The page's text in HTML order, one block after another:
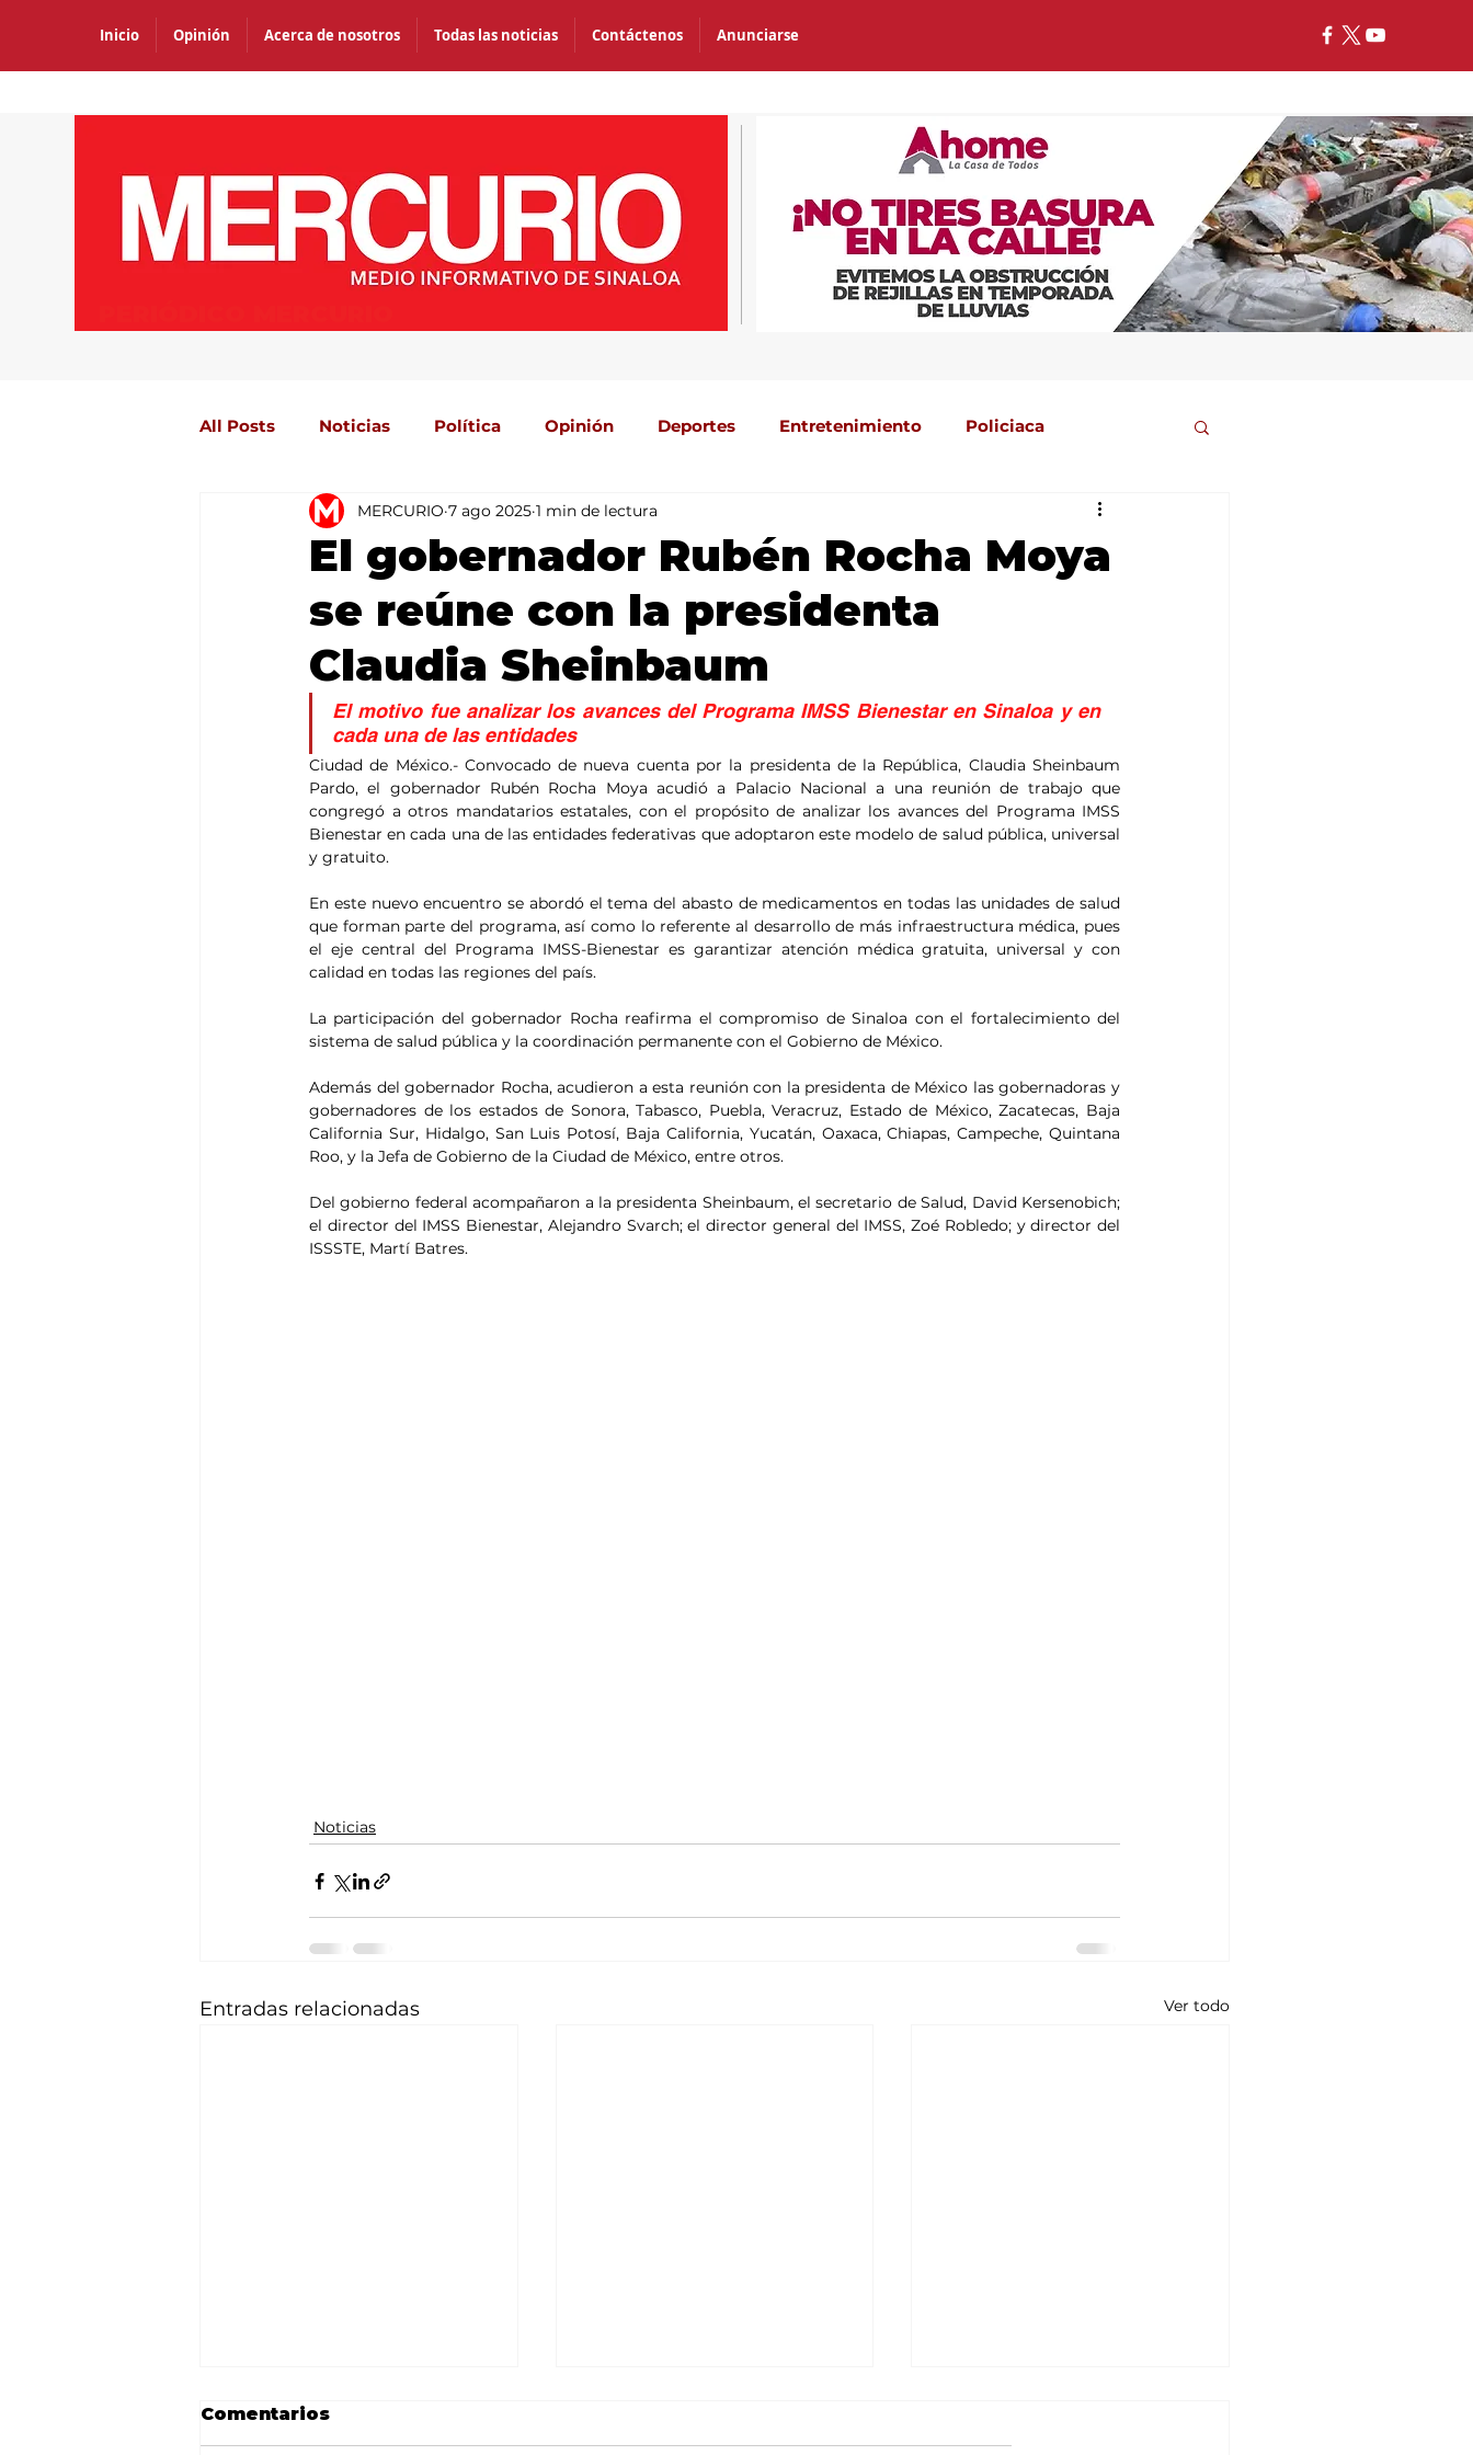
Inicio Opinión Acerca de nosotros Todas las noticias Contáctenos Anunciarse
All Posts Noticias Política Opinión Deportes Entretenimiento Policiaca
Agricultura México Mundo Portada 2
El gobernador Rubén Rocha Moya
se reúne con la presidenta
Claudia Sheinbaum
MERCURIO 7 ago 2025 1 min de lectura
El motivo fue analizar los avances del Programa IMSS Bienestar en Sinaloa y en
cada una de las entidades
Ciudad de México.- Convocado de nueva cuenta por la presidenta de la República, Claudia Sheinbaum
Pardo, el gobernador Rubén Rocha Moya acudió a Palacio Nacional a una reunión de trabajo que
congregó a otros mandatarios estatales, con el propósito de analizar los avances del Programa IMSS
Bienestar en cada una de las entidades federativas que adoptaron este modelo de salud pública, universal
y gratuito.
En este nuevo encuentro se abordó el tema del abasto de medicamentos en todas las unidades de salud
que forman parte del programa, así como lo referente al desarrollo de más infraestructura médica, pues
el eje central del Programa IMSS-Bienestar es garantizar atención médica gratuita, universal y con
calidad en todas las regiones del país.
La participación del gobernador Rocha reafirma el compromiso de Sinaloa con el fortalecimiento del
sistema de salud pública y la coordinación permanente con el Gobierno de México.
Además del gobernador Rocha, acudieron a esta reunión con la presidenta de México las gobernadoras y
gobernadores de los estados de Sonora, Tabasco, Puebla, Veracruz, Estado de México, Zacatecas, Baja
California Sur, Hidalgo, San Luis Potosí, Baja California, Yucatán, Oaxaca, Chiapas, Campeche, Quintana
Roo, y la Jefa de Gobierno de la Ciudad de México, entre otros.
Del gobierno federal acompañaron a la presidenta Sheinbaum, el secretario de Salud, David Kersenobich;
el director del IMSS Bienestar, Alejandro Svarch; el director general del IMSS, Zoé Robledo; y director del
ISSSTE, Martí Batres.
Noticias
Entradas relacionadas Ver todo
Comentarios